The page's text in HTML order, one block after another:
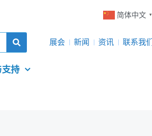
简体中文 ▼
展会 新闻 资讯 联系我们
支持